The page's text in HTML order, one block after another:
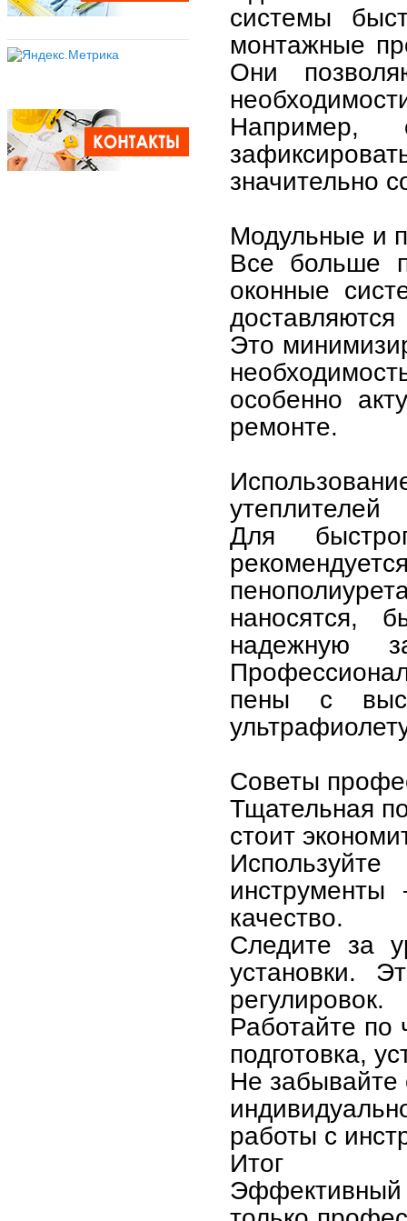
системы
монтажные
Они
Например,
значительно
Модульные и
Все больше
оконные
Это
особенно
ремонте.
утеплителей
Для
наносятся,
надежную
пены с
Советы
Тщательная
стоит
качество.
Следите за
установки.
регулировок.
Работайте по
подготовка,
Не забывайте
работы с
Итог
Эффективный